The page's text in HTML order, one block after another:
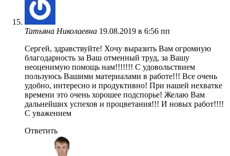
Татьяна Николаевна 19.08.2019 в 6:56 пп
Сергей, здравствуйте! Хочу выразить Вам огромную
благодарность за Ваш отменный труд, за Вашу
неоценимую помощь нам!!!!!!! С удовольствием
пользуюсь Вашими материалами в работе!!! Все очень
удобно, интересно и продуктивно! При нашей нехватке
времени это очень хорошее подспорье! Желаю Вам
дальнейших успехов и процветания!!! И новых работ!!!!
С уважением
Ответить